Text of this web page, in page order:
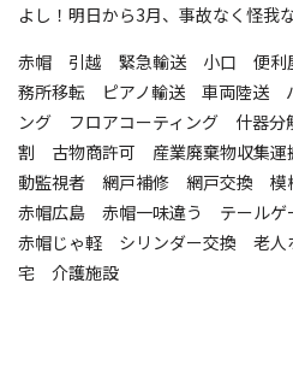
よし！明日から3月、事故なく怪我
赤帽 引越 緊急輸送 小口 便
務所移転 ピアノ輸送 車両陸送
ング フロアコーティング 什器
割 古物商許可 産業廃棄物収集
動監視者 網戸補修 網戸交換 模
赤帽広島 赤帽一味違う テール
赤帽じゃ軽 シリンダー交換 老
宅 介護施設